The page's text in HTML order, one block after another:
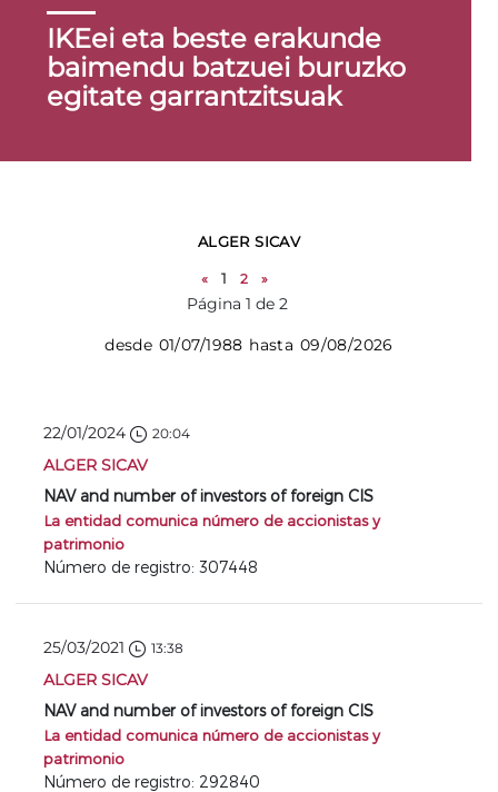
IKEei eta beste erakunde
baimendu batzuei buruzko
egitate garrantzitsuak
ALGER SICAV
« 1 2 »
Página 1 de 2
desde 01/07/1988 hasta 09/08/2026
22/01/2024 20:04
ALGER SICAV
NAV and number of investors of foreign CIS
La entidad comunica número de accionistas y
patrimonio
Número de registro: 307448
25/03/2021 13:38
ALGER SICAV
NAV and number of investors of foreign CIS
La entidad comunica número de accionistas y
patrimonio
Número de registro: 292840